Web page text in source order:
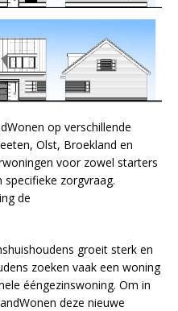
op verschillende
Olst, Broekland en
voor zowel starters
zorgvraag.
de
groeit sterk en
zoeken vaak een woning
ééngezinswoning. Om in
deze nieuwe